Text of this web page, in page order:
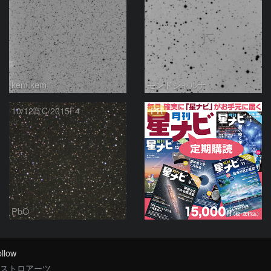
kem.kem モンドシャルナ
10/12宵C/2015F4
PbO
PR
トロアーツ